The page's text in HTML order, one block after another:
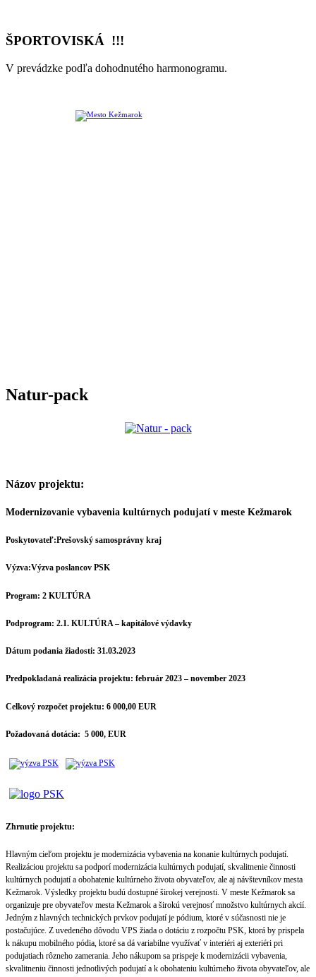
ŠPORTOVISKÁ !!!
V prevádzke podľa dohodnutého harmonogramu.
Natur-pack
Názov projektu:
Modernizovanie vybavenia kultúrnych podujatí v meste Kežmarok
Poskytovateľ:Prešovský samosprávny kraj
Výzva:Výzva poslancov PSK
Program: 2 KULTÚRA
Podprogram: 2.1. KULTÚRA – kapitálové výdavky
Dátum podania žiadosti: 31.03.2023
Predpokladaná realizácia projektu: február 2023 – november 2023
Celkový rozpočet projektu: 6 000,00 EUR
Požadovaná dotácia: 5 000, EUR
Zhrnutie projektu:
Hlavným cieľom projektu je modernizácia vybavenia na konanie kultúrnych podujatí.
Realizáciou projektu sa podporí modernizácia kultúrnych podujatí, skvalitnenie činnosti
kultúrnych podujatí a obohatenie kultúrneho života obyvateľov, ale aj návštevníkov mesta
Kežmarok. Výsledky projektu budú dostupné širokej verejnosti. V meste Kežmarok sa
organizuje pre obyvateľov mesta Kežmarok a širokú verejnosť množstvo kultúrnych akcií.
Jedným z hlavných technických prvkov podujatí je pódium, ktoré v súčasnosti nie je
postačujúce. Z uvedeného dôvodu VPS žiada o dotáciu z rozpočtu PSK, ktorá by prispela
k nákupu mobilného pódia, ktoré sa dá variabilne využívať v interiéri aj exteriéri pri
podujatiach rôzneho zamerania. Jeho nákupom sa prispeje k modernizácii vybavenia,
skvalitneniu činnosti jednotlivých podujatí a k obohateniu kultúrneho života obyvateľov, ale